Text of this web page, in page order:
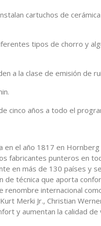
cartuchos de
tipos de chorro y
a la clase de emisión de
cinco años a todo el
en el año 1817 en
fabricantes punteros en
en más de 130 países y
de técnica que aporta
internacional
Merki Jr., Christian
y aumentan la calidad